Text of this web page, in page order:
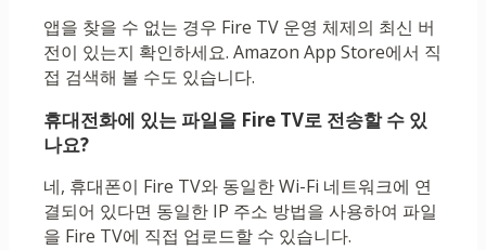
앱을 찾을 수 없는 경우 Fire TV 운영 체제의 최신 버
전이 있는지 확인하세요. Amazon App Store에서 직
접 검색해 볼 수도 있습니다.
휴대전화에 있는 파일을 Fire TV로 전송할 수 있
나요?
네, 휴대폰이 Fire TV와 동일한 Wi-Fi 네트워크에 연
결되어 있다면 동일한 IP 주소 방법을 사용하여 파일
을 Fire TV에 ​​직접 업로드할 수 있습니다.